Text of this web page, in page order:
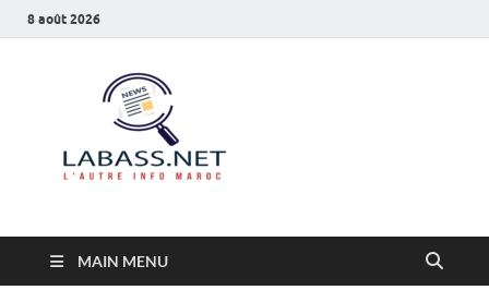
8 août 2026
MAIN MENU